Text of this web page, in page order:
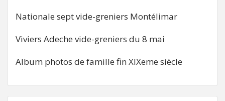
Nationale sept vide-greniers Montélimar
Viviers Adeche vide-greniers du 8 mai
Album photos de famille fin XIXeme siècle